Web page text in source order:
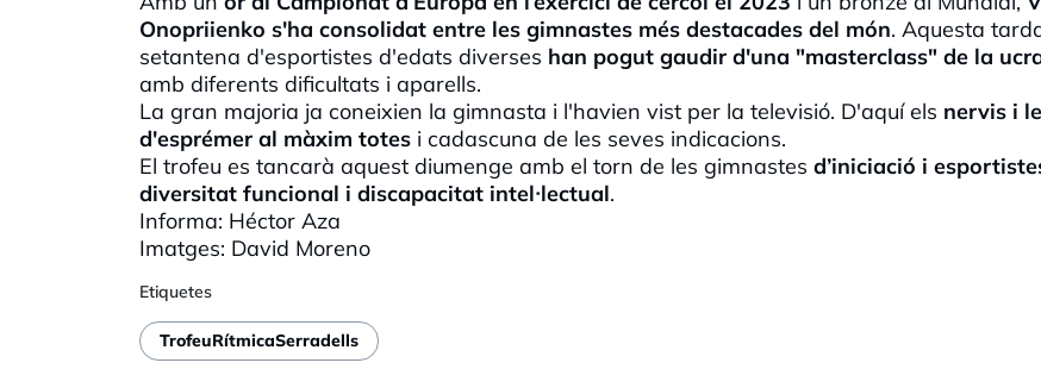
Onopriienko s'ha consolidat entre les gimnastes més destacades del món. Aquesta
setantena d'esportistes d'edats diverses han pogut gaudir d'una "masterclass" de la
amb diferents dificultats i aparells.
La gran majoria ja coneixien la gimnasta i l'havien vist per la televisió. D'aquí els nervis i
d'esprémer al màxim totes i cadascuna de les seves indicacions.
El trofeu es tancarà aquest diumenge amb el torn de les gimnastes d’iniciació i
diversitat funcional i discapacitat intel·lectual.
Informa: Héctor Aza
Imatges: David Moreno
Etiquetes
TrofeuRítmicaSerradells